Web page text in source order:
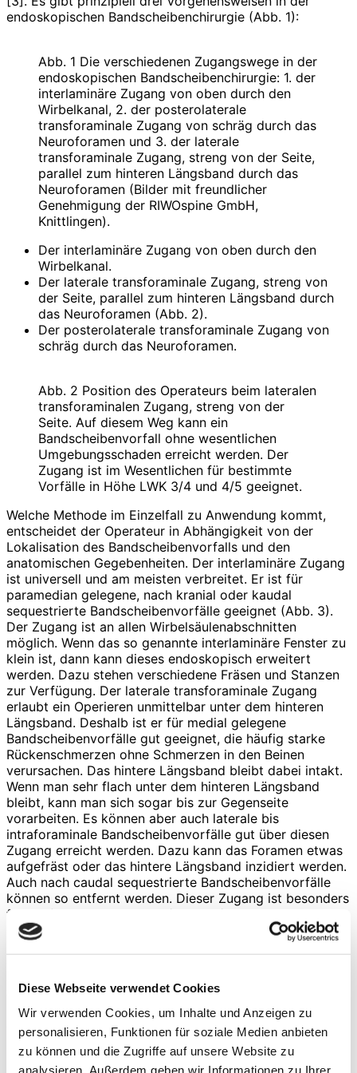
Diese Webseite verwendet Cookies
Wir verwenden Cookies, um Inhalte und Anzeigen zu
personalisieren, Funktionen für soziale Medien anbieten
zu können und die Zugriffe auf unsere Website zu
analysieren. Außerdem geben wir Informationen zu Ihrer
endoskopischen Bandscheibenchirurgie (Abb. 1):
Abb. 1 Die verschiedenen Zugangswege in der
endoskopischen Bandscheibenchirurgie: 1. der
interlaminäre Zugang von oben durch den
Wirbelkanal, 2. der posterolaterale
transforaminale Zugang von schräg durch das
Neuroforamen und 3. der laterale
transforaminale Zugang, streng von der Seite,
parallel zum hinteren Längsband durch das
Neuroforamen (Bilder mit freundlicher
Genehmigung der RIWOspine GmbH,
Knittlingen).
Der interlaminäre Zugang von oben durch den
Wirbelkanal.
Der laterale transforaminale Zugang, streng von
der Seite, parallel zum hinteren Längsband durch
das Neuroforamen (Abb. 2).
Der posterolaterale transforaminale Zugang von
schräg durch das Neuroforamen.
Abb. 2 Position des Operateurs beim lateralen
transforaminalen Zugang, streng von der
Seite. Auf diesem Weg kann ein
Bandscheibenvorfall ohne wesentlichen
Umgebungsschaden erreicht werden. Der
Zugang ist im Wesentlichen für bestimmte
Vorfälle in Höhe LWK 3/4 und 4/5 geeignet.
Welche Methode im Einzelfall zu Anwendung kommt,
entscheidet der Operateur in Abhängigkeit von der
Lokalisation des Bandscheibenvorfalls und den
anatomischen Gegebenheiten. Der interlaminäre Zugang
ist universell und am meisten verbreitet. Er ist für
paramedian gelegene, nach kranial oder kaudal
sequestrierte Bandscheibenvorfälle geeignet (Abb. 3).
Der Zugang ist an allen Wirbelsäulenabschnitten
möglich. Wenn das so genannte interlaminäre Fenster zu
klein ist, dann kann dieses endoskopisch erweitert
werden. Dazu stehen verschiedene Fräsen und Stanzen
zur Verfügung. Der laterale transforaminale Zugang
erlaubt ein Operieren unmittelbar unter dem hinteren
Längsband. Deshalb ist er für medial gelegene
Bandscheibenvorfälle gut geeignet, die häufig starke
Rückenschmerzen ohne Schmerzen in den Beinen
verursachen. Das hintere Längsband bleibt dabei intakt.
Wenn man sehr flach unter dem hinteren Längsband
bleibt, kann man sich sogar bis zur Gegenseite
vorarbeiten. Es können aber auch laterale bis
intraforaminale Bandscheibenvorfälle gut über diesen
Zugang erreicht werden. Dazu kann das Foramen etwas
aufgefräst oder das hintere Längsband inzidiert werden.
Auch nach caudal sequestrierte Bandscheibenvorfälle
können so entfernt werden. Dieser Zugang ist besonders
für Vorfälle in Höhe LWK 4/5 und 3/4 geeignet. In Höhe
LWK 5/SWK1 stört das Becken und oberhalb von LWK
3/4 kann es Probleme mit der Niere geben. Im Bereich
extrapleural vorgehen muss. An der Halswirbelsäule
(HWS) findet der Zugang keine Anwendung. Für intra-
oder extraforaminale Bandscheibenvorfälle ist der
posterolaterale transforaminale Zugang geeignet. Dabei
ist der Weg zum Neuroforamen von schräg oben (ca.